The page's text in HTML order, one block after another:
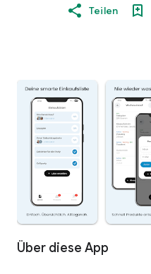
Teilen
Über diese App